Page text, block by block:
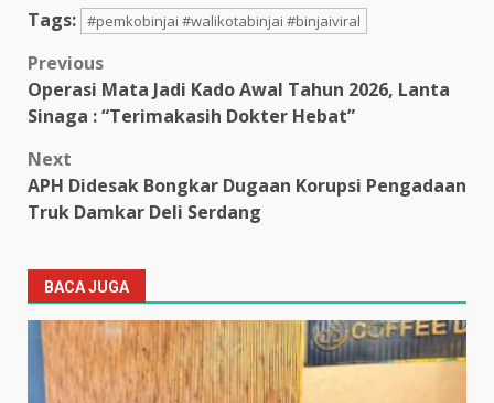
Tags: #pemkobinjai #walikotabinjai #binjaiviral
Post
navigation
Previous
Operasi Mata Jadi Kado Awal Tahun 2026, Lanta
Sinaga : “Terimakasih Dokter Hebat”
Next
APH Didesak Bongkar Dugaan Korupsi Pengadaan
Truk Damkar Deli Serdang
BACA JUGA